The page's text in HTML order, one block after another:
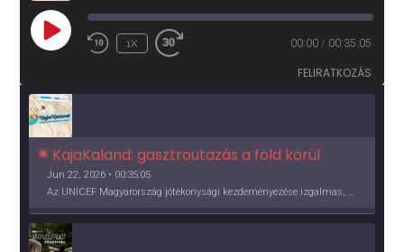
PLAY
EPISODE
1X 00:00 / 00:35:05
FELIRATKOZÁS
KajaKaland: gasztroutazás a föld körül
Jun 22, 2026 • 00:35:05
Az UNICEF Magyarország jótékonysági kezdeményezése izgalmas, egész éves világkörüli ízutazásra hív, igazi családi program és gasztroedukáció, illetve segítség a rászorulóknak is egyben.